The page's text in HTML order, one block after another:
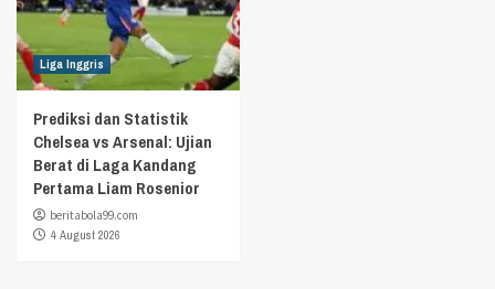
Liga Inggris
Prediksi dan Statistik
Chelsea vs Arsenal: Ujian
Berat di Laga Kandang
Pertama Liam Rosenior
beritabola99.com
4 August 2026